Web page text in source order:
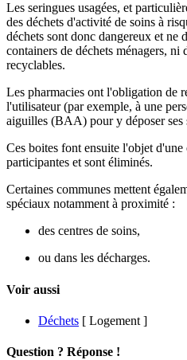
Les seringues usagées, et
des déchets d'activité de soins à
déchets sont donc dangereux et ne
containers de déchets ménagers, ni
recyclables.
Les pharmacies ont l'obligation de
l'utilisateur (par exemple, à une
aiguilles (BAA) pour y déposer ses
Ces boites font ensuite l'objet d'une
participantes et sont éliminés.
Certaines communes mettent
spéciaux notamment à proximité :
des centres de soins,
ou dans les décharges.
Voir aussi
Déchets [ Logement ]
Question ? Réponse !